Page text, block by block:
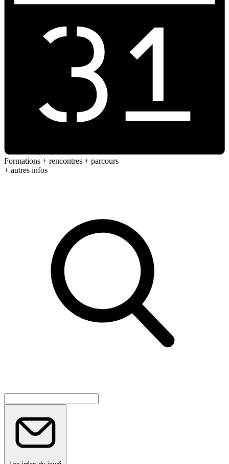
Formations + rencontres + parcours
+ autres infos